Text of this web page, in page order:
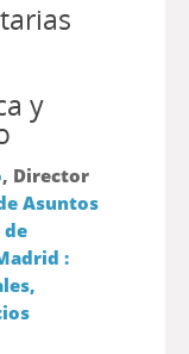
y
, Director
Asuntos
: